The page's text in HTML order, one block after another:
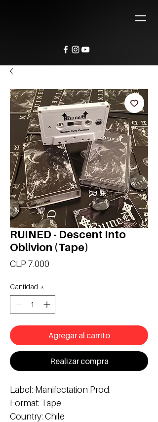
RUINED - Descent Into
Oblivion (Tape)
CLP 7.000
Cantidad *
Agregar al carrito
Realizar compra
Label: Manifectation Prod.
Format: Tape
Country: Chile